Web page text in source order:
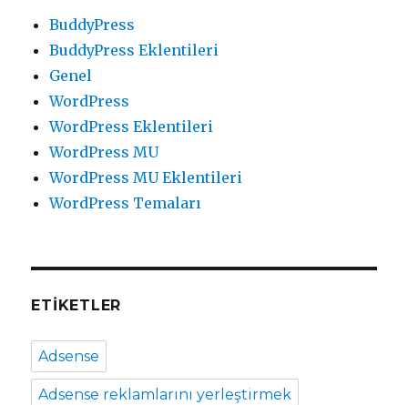
BuddyPress
BuddyPress Eklentileri
Genel
WordPress
WordPress Eklentileri
WordPress MU
WordPress MU Eklentileri
WordPress Temaları
ETIKETLER
Adsense
Adsense reklamlarını yerleştirmek